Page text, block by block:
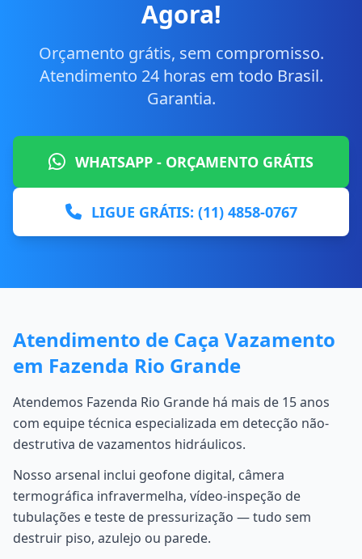
Agora!
Orçamento grátis, sem compromisso.
Atendimento 24 horas em todo Brasil.
Garantia.
WHATSAPP - ORÇAMENTO GRÁTIS
LIGUE GRÁTIS: (11) 4858-0767
Atendimento de Caça Vazamento
em Fazenda Rio Grande
Atendemos Fazenda Rio Grande há mais de 15 anos
com equipe técnica especializada em detecção não-
destrutiva de vazamentos hidráulicos.
Nosso arsenal inclui geofone digital, câmera
termográfica infravermelha, vídeo-inspeção de
tubulações e teste de pressurização — tudo sem
destruir piso, azulejo ou parede.